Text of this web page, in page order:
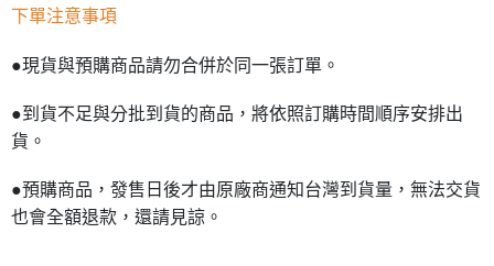
下單注意事項
●現貨與預購商品請勿合併於同一張訂單。
●到貨不足與分批到貨的商品，將依照訂購時間順序安排出
貨。
●預購商品，發售日後才由原廠商通知台灣到貨量，無法交貨
也會全額退款，還請見諒。